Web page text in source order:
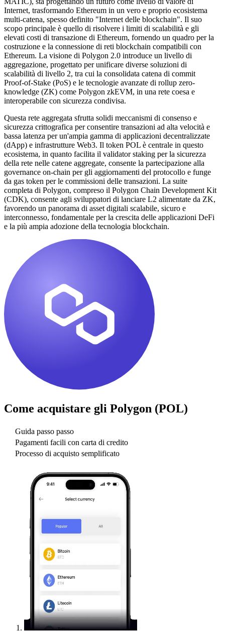
Internet, trasformando Ethereum in un vero e proprio ecosistema
multi-catena, spesso definito "Internet delle blockchain". Il suo
scopo principale è quello di risolvere i limiti di scalabilità e gli
elevati costi di transazione di Ethereum, fornendo un quadro per la
costruzione e la connessione di reti blockchain compatibili con
Ethereum. La visione di Polygon 2.0 introduce un livello di
aggregazione, progettato per unificare diverse soluzioni di
scalabilità di livello 2, tra cui la consolidata catena di commit
Proof-of-Stake (PoS) e le tecnologie avanzate di rollup zero-
knowledge (ZK) come Polygon zkEVM, in una rete coesa e
interoperabile con sicurezza condivisa.
Questa rete aggregata sfrutta solidi meccanismi di consenso e
sicurezza crittografica per consentire transazioni ad alta velocità e
bassa latenza per un'ampia gamma di applicazioni decentralizzate
(dApp) e infrastrutture Web3. Il token POL è centrale in questo
ecosistema, in quanto facilita il validator staking per la sicurezza
della rete nelle catene aggregate, consente la partecipazione alla
governance on-chain per gli aggiornamenti del protocollo e funge
da gas token per le commissioni delle transazioni. La suite
completa di Polygon, compreso il Polygon Chain Development Kit
(CDK), consente agli sviluppatori di lanciare L2 alimentate da ZK,
favorendo un panorama di asset digitali scalabile, sicuro e
interconnesso, fondamentale per la crescita delle applicazioni DeFi
e la più ampia adozione della tecnologia blockchain.
Come acquistare gli Polygon (POL)
Guida passo passo
Pagamenti facili con carta di credito
Processo di acquisto semplificato